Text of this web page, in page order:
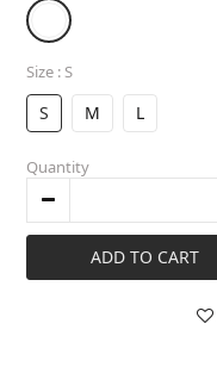
Size : S
S M L
Quantity
ADD TO CART